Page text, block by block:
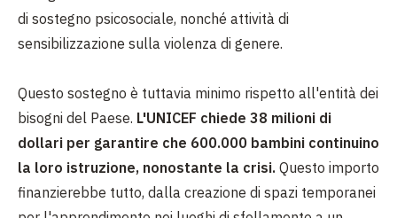
di sostegno psicosociale, nonché attività di
sensibilizzazione sulla violenza di genere.
Questo sostegno è tuttavia minimo rispetto all'entità dei
bisogni del Paese. L'UNICEF chiede 38 milioni di
dollari per garantire che 600.000 bambini continuino
la loro istruzione, nonostante la crisi. Questo importo
finanzierebbe tutto, dalla creazione di spazi temporanei